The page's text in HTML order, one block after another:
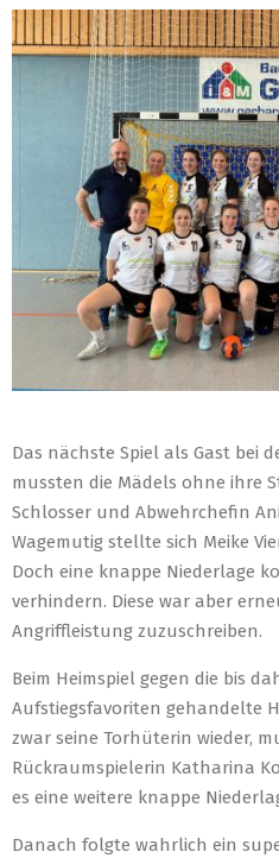
Das nächste Spiel als Gast bei
mussten die Mädels ohne ihre
Schlosser und Abwehrchefin
Wagemutig stellte sich Meike
Doch eine knappe Niederlage
verhindern. Diese war aber
Angriffleistung zuzuschreiben.
Beim Heimspiel gegen die bis
Aufstiegsfavoriten gehandelte
zwar seine Torhüterin wieder,
Rückraumspielerin Katharina
es eine weitere knappe
Danach folgte wahrlich ein